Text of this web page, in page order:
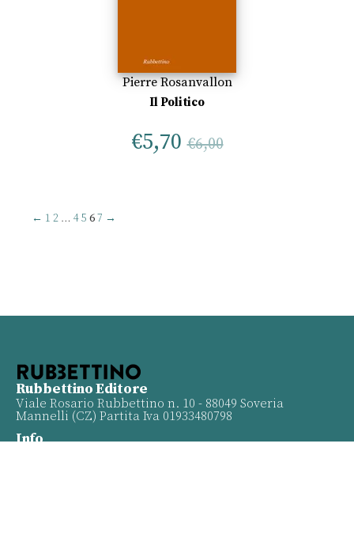
Pierre Rosanvallon
Il Politico
€5,70 €6,00
← 1 2 … 45 67 →
Rubbettino Editore
Viale Rosario Rubbettino n. 10 - 88049 Soveria
Mannelli (CZ) Partita Iva 01933480798
Info